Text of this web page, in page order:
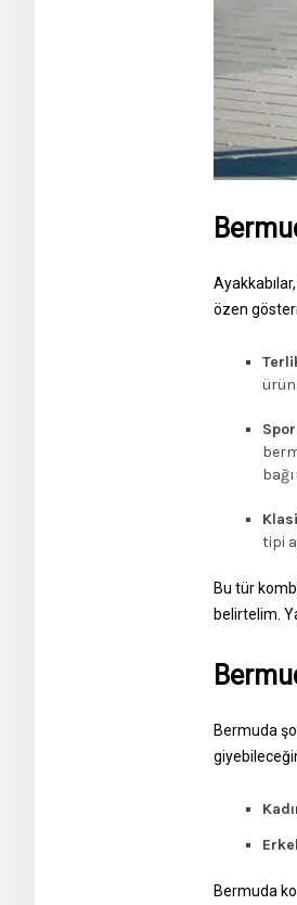
özen
tipi
Bu tür
belirtelim.
Bermuda
Bermuda